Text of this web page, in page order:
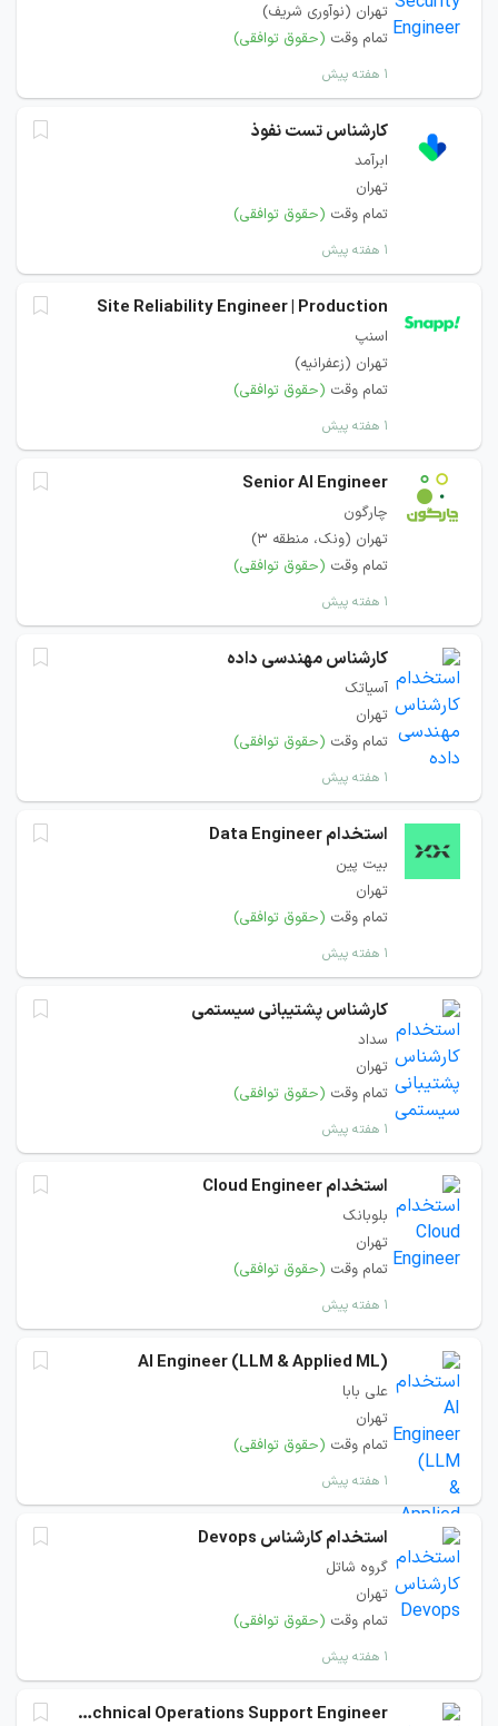
تهران (نوآوری شریف)
تمام وقت (حقوق توافقی)
۱ هفته پیش
کارشناس تست نفوذ
ابرآمد
تهران
تمام وقت (حقوق توافقی)
۱ هفته پیش
Site Reliability Engineer | Production
اسنپ
تهران (زعفرانیه)
تمام وقت (حقوق توافقی)
۱ هفته پیش
Senior AI Engineer
چارگون
تهران (ونک، منطقه 3)
تمام وقت (حقوق توافقی)
۱ هفته پیش
کارشناس مهندسی داده
آسیاتک
تهران
تمام وقت (حقوق توافقی)
۱ هفته پیش
استخدام Data Engineer
بیت پین
تهران
تمام وقت (حقوق توافقی)
۱ هفته پیش
کارشناس پشتیبانی سیستمی
سداد
تهران
تمام وقت (حقوق توافقی)
۱ هفته پیش
استخدام Cloud Engineer
بلوبانک
تهران
تمام وقت (حقوق توافقی)
۱ هفته پیش
AI Engineer (LLM & Applied ML)
علی بابا
تهران
تمام وقت (حقوق توافقی)
۱ هفته پیش
استخدام کارشناس Devops
گروه شاتل
تهران
تمام وقت (حقوق توافقی)
۱ هفته پیش
Senior Technical Operations Support Engineer